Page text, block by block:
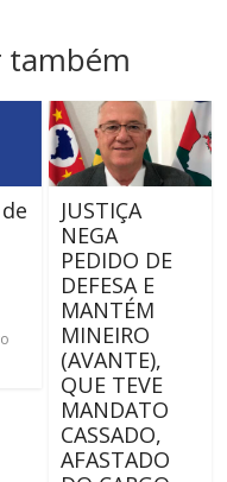
também
JUSTIÇA
NEGA
PEDIDO DE
DEFESA E
MANTÉM
MINEIRO
(AVANTE),
QUE TEVE
MANDATO
CASSADO,
AFASTADO